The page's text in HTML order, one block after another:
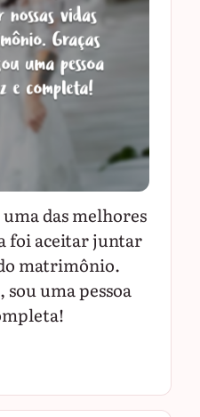
das melhores
foi aceitar juntar
matrimônio.
sou uma pessoa